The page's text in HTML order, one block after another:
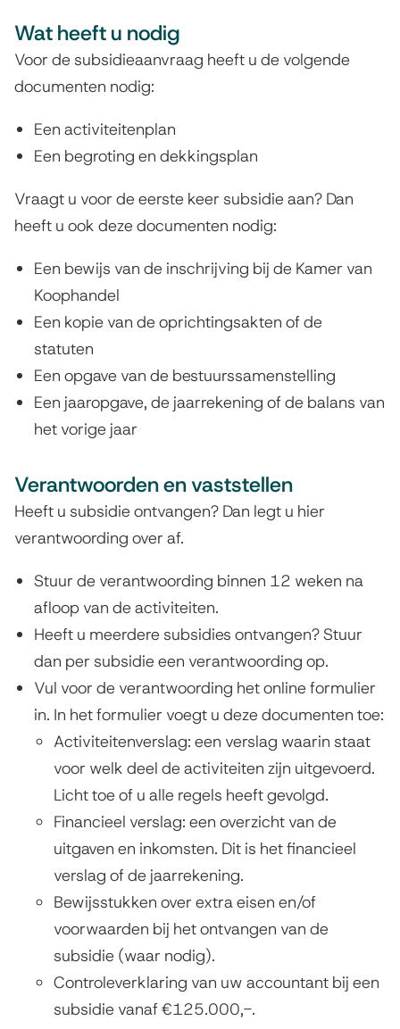
Wat heeft u nodig
Voor de subsidieaanvraag heeft u de volgende
documenten nodig:
Een activiteitenplan
Een begroting en dekkingsplan
Vraagt u voor de eerste keer subsidie aan? Dan
heeft u ook deze documenten nodig:
Een bewijs van de inschrijving bij de Kamer van
Koophandel
Een kopie van de oprichtingsakten of de
statuten
Een opgave van de bestuurssamenstelling
Een jaaropgave, de jaarrekening of de balans van
het vorige jaar
Verantwoorden en vaststellen
Heeft u subsidie ontvangen? Dan legt u hier
verantwoording over af.
Stuur de verantwoording binnen 12 weken na
afloop van de activiteiten.
Heeft u meerdere subsidies ontvangen? Stuur
dan per subsidie een verantwoording op.
Vul voor de verantwoording het online formulier
in. In het formulier voegt u deze documenten toe:
Activiteitenverslag: een verslag waarin staat
voor welk deel de activiteiten zijn uitgevoerd.
Licht toe of u alle regels heeft gevolgd.
Financieel verslag: een overzicht van de
uitgaven en inkomsten. Dit is het financieel
verslag of de jaarrekening.
Bewijsstukken over extra eisen en/of
voorwaarden bij het ontvangen van de
subsidie (waar nodig).
Controleverklaring van uw accountant bij een
subsidie vanaf €125.000,-.